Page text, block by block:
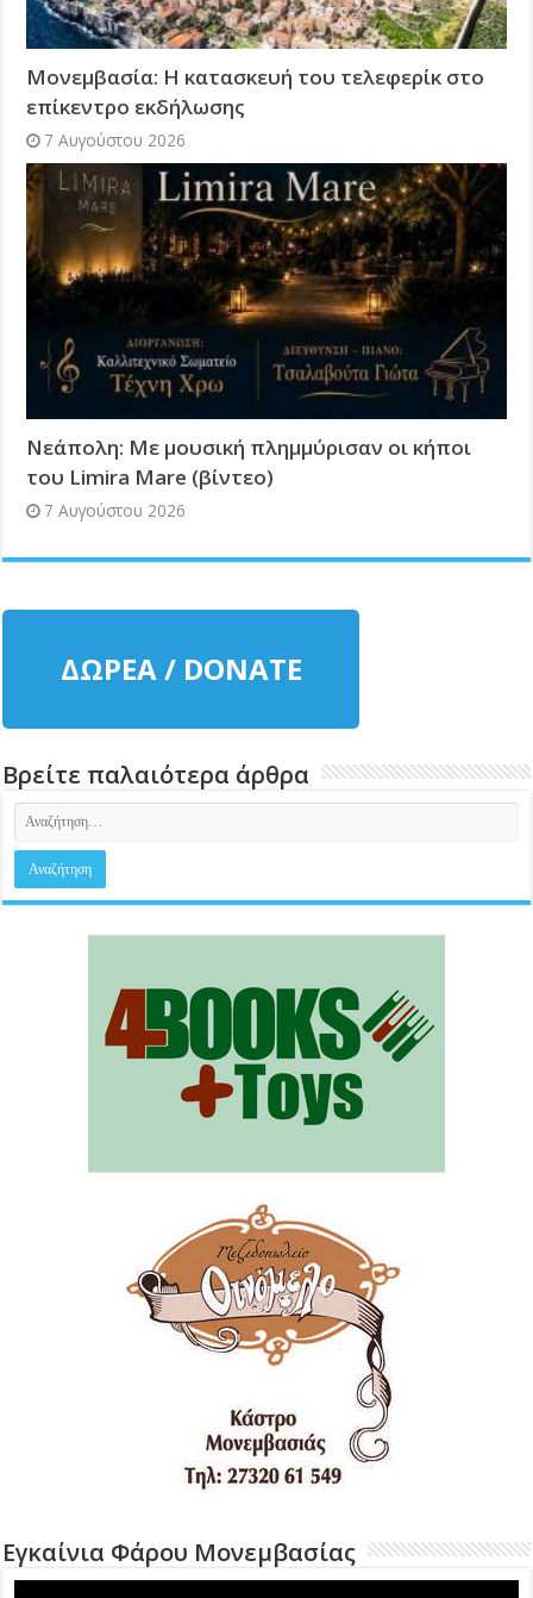
Μονεμβασία: Η κατασκευή του τελεφερίκ στο
επίκεντρο εκδήλωσης
7 Αυγούστου 2026
Νεάπολη: Με μουσική πλημμύρισαν οι κήποι
του Limira Mare (βίντεο)
7 Αυγούστου 2026
ΔΩΡΕΑ / DONATE
Βρείτε παλαιότερα άρθρα
Εγκαίνια Φάρου Μονεμβασίας